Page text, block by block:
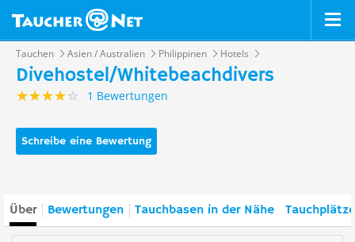
Tauchen Asien / Australien Philippinen Hotels
Divehostel/Whitebeachdivers
1 Bewertungen
Schreibe eine Bewertung
Über Bewertungen Tauchbasen in der Nähe